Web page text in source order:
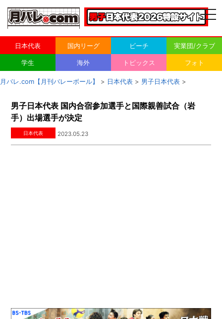
日本代表 国内リーグ ビーチ 実業団/クラブ
学生 海外 トピックス フォト
月バレ.com【月刊バレーボール】 > 日本代表 > 男子日本代表 >
男子日本代表 国内合宿参加選手と国際親善試合（岩
手）出場選手が決定
日本代表 2023.05.23